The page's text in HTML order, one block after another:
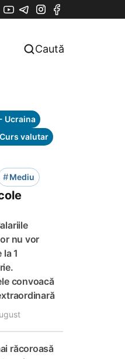
Caută
Ucraina
valutar
#Mediu
nu vor
1
convoacă
răcoroasă